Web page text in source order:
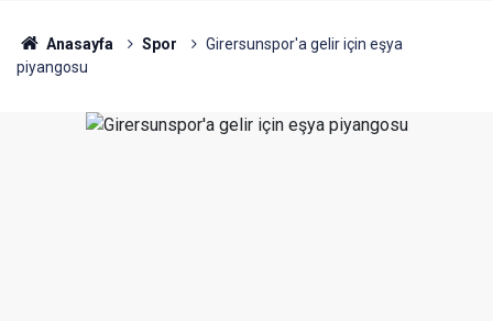
Anasayfa Spor
Girersunspor'a gelir için eşya
piyangosu